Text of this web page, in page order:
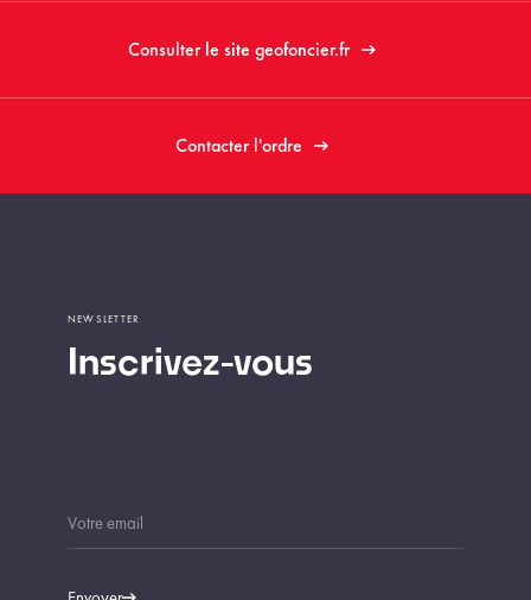
Consulter le site geofoncier.fr
Contacter l'ordre
Inscrivez-vous
NEWSLETTER